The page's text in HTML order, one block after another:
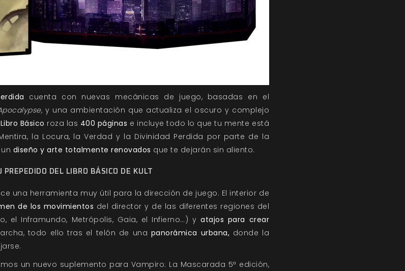
cuenta con nuevas mecánicas de juego, basadas en el
y una ambientación que actualiza el oscuro y complejo
Libro Básico roza las 400 páginas e incluye todo lo que tu mente está
la Locura, la Verdad y la Divinidad Perdida por parte de la
diseño y arte totalmente renovados que te dejarán sin aliento.
PREPEDIDO DEL LIBRO BÁSICO DE KULT
una herramienta muy útil para la dirección de juego. El interior de
de los movimientos del director y de las diferentes regiones del
el Inframundo, Metrópolis, Gaia, el Infierno…) yatajos para crear
todo ello tras el telón de una panorámica urbana, donde la
un nuevo suplemento para Vampiro: La Mascarada 5ª edición,